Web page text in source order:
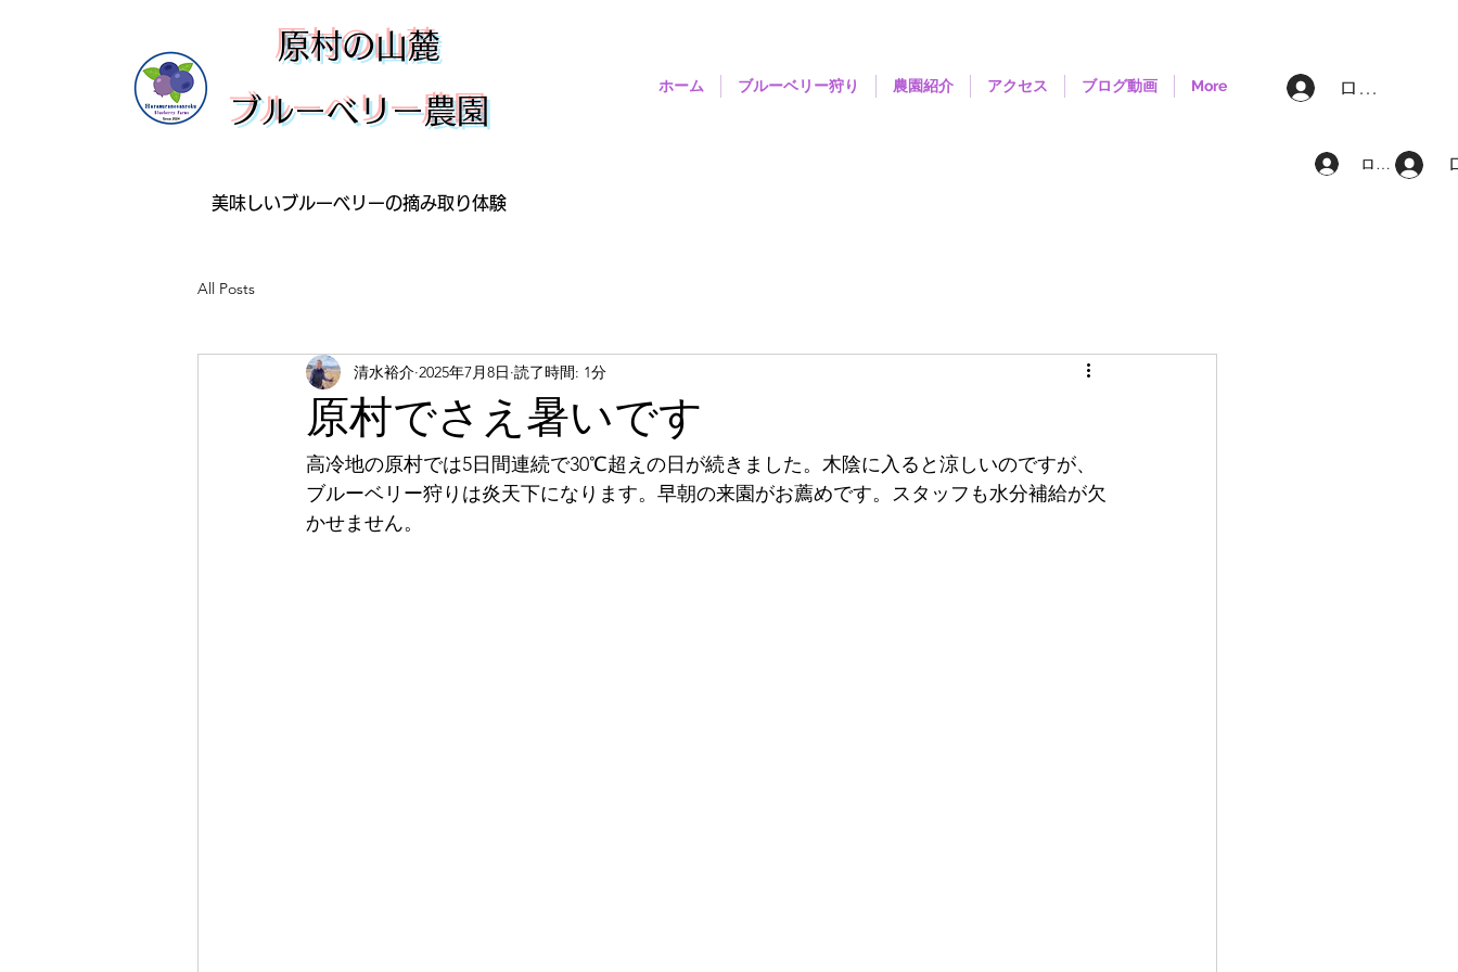
ホーム ブルーベリー狩り 農園紹介 アクセス ブログ動画 More ログイン
​原村の山麓
ブルーベリー農園
美味しいブルーベリーの摘み取り体験
All Posts
原村でさえ暑いです
清水裕介 2025年7月8日 読了時間: 1分
高冷地の原村では5日間連続で30℃超えの日が続きました。木陰に入ると涼しいのですが、
ブルーベリー狩りは炎天下になります。早朝の来園がお薦めです。スタッフも水分補給が欠
かせません。
ログイン